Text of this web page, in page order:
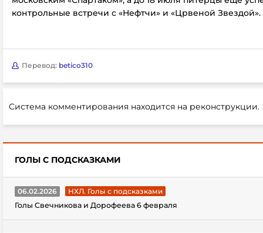
контрольные встречи с «Нефтчи» и «Црвеной Звездой».
Перевод: betico310
Система комментирования находится на реконструкции.
ГОЛЫ С ПОДСКАЗКАМИ
06.02.2026
НХЛ. Голы с подсказками
Голы Свечникова и Дорофеева 6 февраля